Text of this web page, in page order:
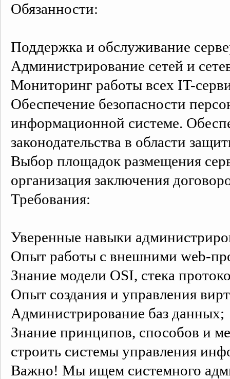
Обязанности:
Поддержка и обслуживание
Администрирование сетей и
Мониторинг работы всех IT-
Обеспечение безопасности
информационной системе.
законодательства в области
Выбор площадок размещения
организация заключения
Требования:
Уверенные навыки
Опыт работы с внешними web-
Знание модели OSI, стека
Опыт создания и управления
Администрирование баз данных;
Знание принципов, способов и
строить системы управления
Важно! Мы ищем системного